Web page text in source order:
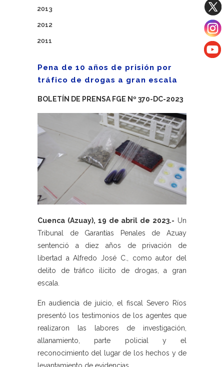
2013
2012
2011
Pena de 10 años de prisión por
tráfico de drogas a gran escala
BOLETÍN DE PRENSA FGE Nº 370-DC-2023
Cuenca (Azuay), 19 de abril de 2023.- Un
Tribunal de Garantías Penales de Azuay
sentenció a diez años de privación de
libertad a Alfredo José C., como autor del
delito de tráfico ilícito de drogas, a gran
escala.
En audiencia de juicio, el fiscal Severo Ríos
presentó los testimonios de los agentes que
realizaron las labores de investigación,
allanamiento, parte policial y el
reconocimiento del lugar de los hechos y de